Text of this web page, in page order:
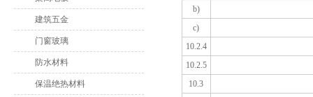
建筑五金
门窗玻璃
防水材料
保温绝热材料
b)
c)
10.2.4
10.2.5
10.3